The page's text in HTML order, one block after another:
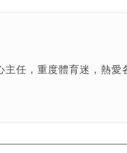
任，重度體育迷，熱愛